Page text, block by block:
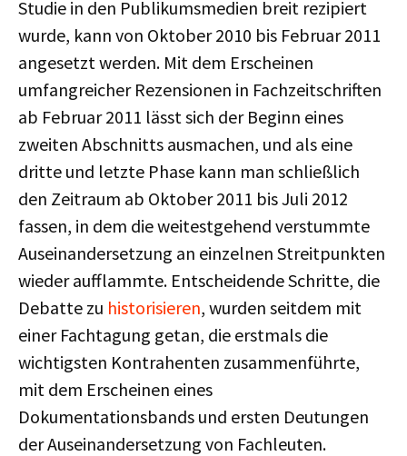
Studie in den Publikumsmedien breit rezipiert
wurde, kann von Oktober 2010 bis Februar 2011
angesetzt werden. Mit dem Erscheinen
umfangreicher Rezensionen in Fachzeitschriften
ab Februar 2011 lässt sich der Beginn eines
zweiten Abschnitts ausmachen, und als eine
dritte und letzte Phase kann man schließlich
den Zeitraum ab Oktober 2011 bis Juli 2012
fassen, in dem die weitestgehend verstummte
Auseinandersetzung an einzelnen Streitpunkten
wieder aufflammte. Entscheidende Schritte, die
Debatte zu historisieren, wurden seitdem mit
einer Fachtagung getan, die erstmals die
wichtigsten Kontrahenten zusammenführte,
mit dem Erscheinen eines
Dokumentationsbands und ersten Deutungen
der Auseinandersetzung von Fachleuten.